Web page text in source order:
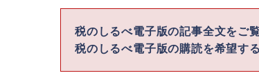
税のしるべ電子版の記事全文をご
税のしるべ電子版の購読を希望す